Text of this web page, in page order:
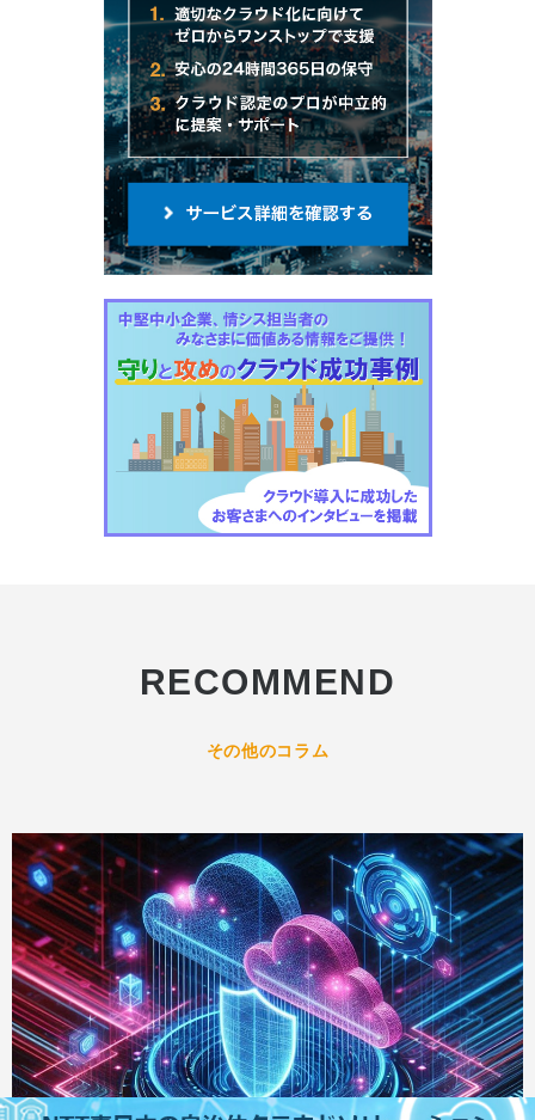
RECOMMEND
その他のコラム